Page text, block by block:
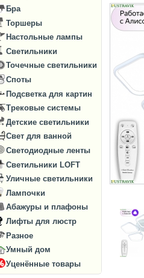
Бра
Торшеры
Настольные лампы
Светильники
Точечные светильники
Споты
Подсветка для картин
Трековые системы
Детские светильники
Свет для ванной
Светодиодные ленты
Светильники LOFT
Уличные светильники
Лампочки
Абажуры и плафоны
Лифты для люстр
Разное
Умный дом
Уценённые товары